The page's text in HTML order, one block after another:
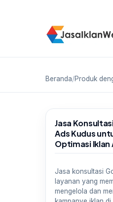
Beranda/Produk
Sale
Jasa
Ads Kudus
Optimasi Iklan
Jasa konsultasi
layanan yang
mengelola dan